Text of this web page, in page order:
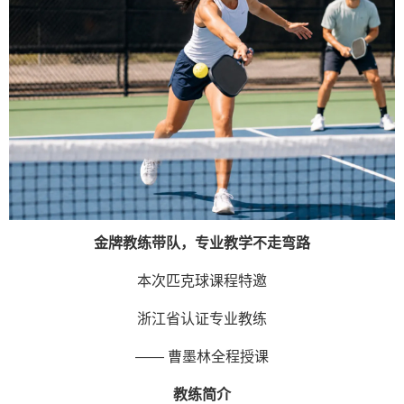
金牌教练带队，专业教学不走弯路
本次匹克球课程特邀
浙江省认证专业教练
—— 曹墨林全程授课
教练简介